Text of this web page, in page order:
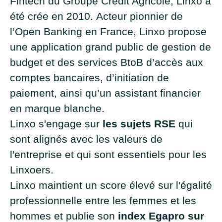
été crée en 2010. Acteur pionnier de
l’Open Banking en France, Linxo propose
une application grand public de gestion de
budget et des services BtoB d’accès aux
comptes bancaires, d’initiation de
paiement, ainsi qu’un assistant financier
en marque blanche.
Linxo s'engage sur les sujets RSE qui
sont alignés avec les valeurs de
l'entreprise et qui sont essentiels pour les
Linxoers.
Linxo maintient un score élevé sur l'égalité
professionnelle entre les femmes et les
hommes et publie son index Egapro sur